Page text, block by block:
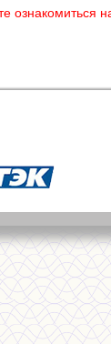
ознакомиться